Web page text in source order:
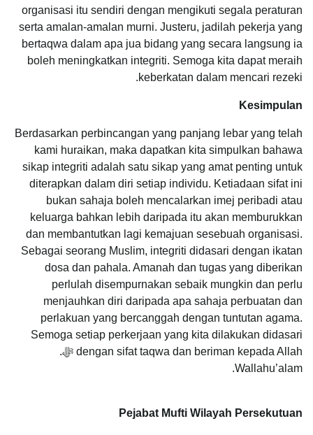
organisasi itu sendiri dengan mengikuti segala peraturan
serta amalan-amalan murni. Justeru, jadilah pekerja yang
bertaqwa dalam apa jua bidang yang secara langsung ia
boleh meningkatkan integriti. Semoga kita dapat meraih
keberkatan dalam mencari rezeki.
Kesimpulan
Berdasarkan perbincangan yang panjang lebar yang telah
kami huraikan, maka dapatkan kita simpulkan bahawa
sikap integriti adalah satu sikap yang amat penting untuk
diterapkan dalam diri setiap individu. Ketiadaan sifat ini
bukan sahaja boleh mencalarkan imej peribadi atau
keluarga bahkan lebih daripada itu akan memburukkan
dan membantutkan lagi kemajuan sesebuah organisasi.
Sebagai seorang Muslim, integriti didasari dengan ikatan
dosa dan pahala. Amanah dan tugas yang diberikan
perlulah disempurnakan sebaik mungkin dan perlu
menjauhkan diri daripada apa sahaja perbuatan dan
perlakuan yang bercanggah dengan tuntutan agama.
Semoga setiap perkerjaan yang kita dilakukan didasari
dengan sifat taqwa dan beriman kepada Allah ﷻ.
Wallahu’alam.
Pejabat Mufti Wilayah Persekutuan